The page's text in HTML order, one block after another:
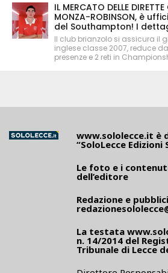
IL MERCATO DELLE
MONZA-ROBINSON, è
del Southampton! I
Il club brianzolo si assicura il
inglese classe 2007, reduce
presenze e 2 reti in
www.sololecce.it è
“SoloLecce Edizioni
Le foto e i
dell’editore
Redazione e
La testata
n. 14/2014 del
Tribunale di Lecce